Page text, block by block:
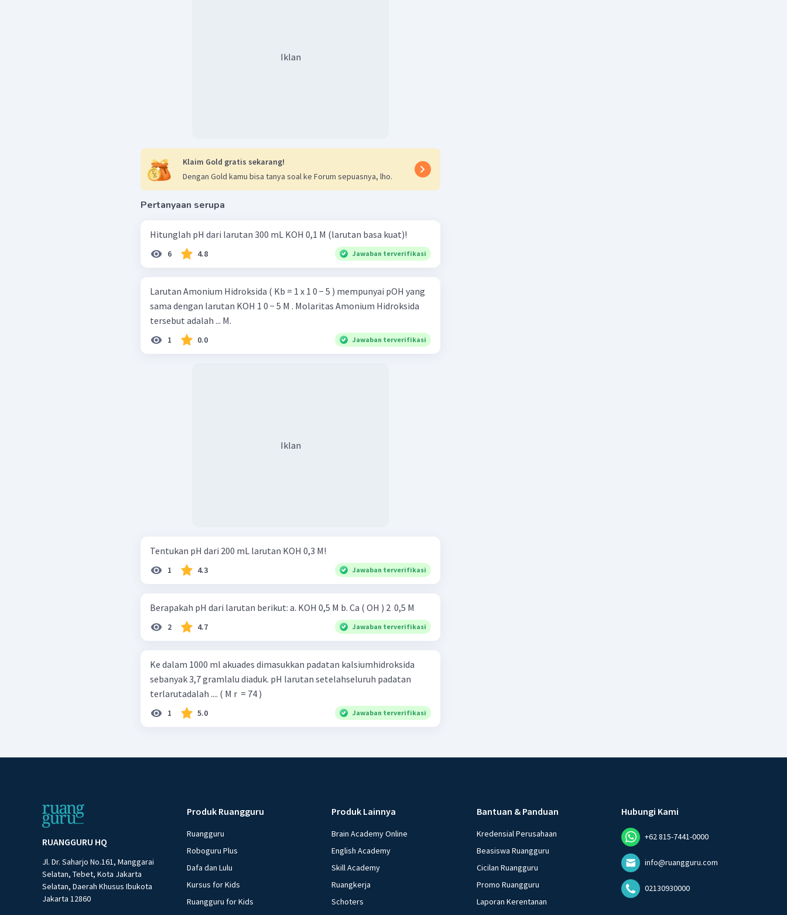
Iklan
Klaim Gold gratis sekarang!
Dengan Gold kamu bisa tanya soal ke Forum sepuasnya, lho.
Pertanyaan serupa
Hitunglah pH dari larutan 300 mL KOH 0,1 M (larutan basa kuat)!
6 4.8 Jawaban terverifikasi
Larutan Amonium Hidroksida ( Kb = 1 x 1 0 − 5 ) mempunyai pOH yang
sama dengan larutan KOH 1 0 − 5 M . Molaritas Amonium Hidroksida
tersebut adalah ... M.
1 0.0 Jawaban terverifikasi
Iklan
Tentukan pH dari 200 mL larutan KOH 0,3 M!
1 4.3 Jawaban terverifikasi
Berapakah pH dari larutan berikut: a. KOH 0,5 M b. Ca ( OH ) 2 ​ 0,5 M
2 4.7 Jawaban terverifikasi
Ke dalam 1000 ml akuades dimasukkan padatan kalsiumhidroksida
sebanyak 3,7 gramlalu diaduk. pH larutan setelahseluruh padatan
terlarutadalah .... ( M r ​ = 74 )
1 5.0 Jawaban terverifikasi
RUANGGURU HQ
Jl. Dr. Saharjo No.161, Manggarai
Selatan, Tebet, Kota Jakarta
Selatan, Daerah Khusus Ibukota
Jakarta 12860
Produk Ruangguru
Ruangguru
Roboguru Plus
Dafa dan Lulu
Kursus for Kids
Ruangguru for Kids
Produk Lainnya
Brain Academy Online
English Academy
Skill Academy
Ruangkerja
Schoters
Bantuan & Panduan
Kredensial Perusahaan
Beasiswa Ruangguru
Cicilan Ruangguru
Promo Ruangguru
Laporan Kerentanan
Hubungi Kami
+62 815-7441-0000
info@ruangguru.com
02130930000